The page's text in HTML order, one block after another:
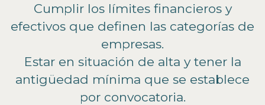
Cumplir los límites financieros y
efectivos que definen las categorías de
empresas.
Estar en situación de alta y tener la
antigüedad mínima que se establece
por convocatoria.